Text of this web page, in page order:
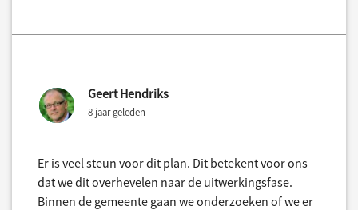
Geert Hendriks
8 jaar geleden
Er is veel steun voor dit plan. Dit betekent voor ons
dat we dit overhevelen naar de uitwerkingsfase.
Binnen de gemeente gaan we onderzoeken of we er